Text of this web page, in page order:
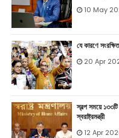
10 May
যে কারণে
20 Apr
স্বল্প সময়ে
স্বরাষ্ট্রমন্ত্রী
12 Apr